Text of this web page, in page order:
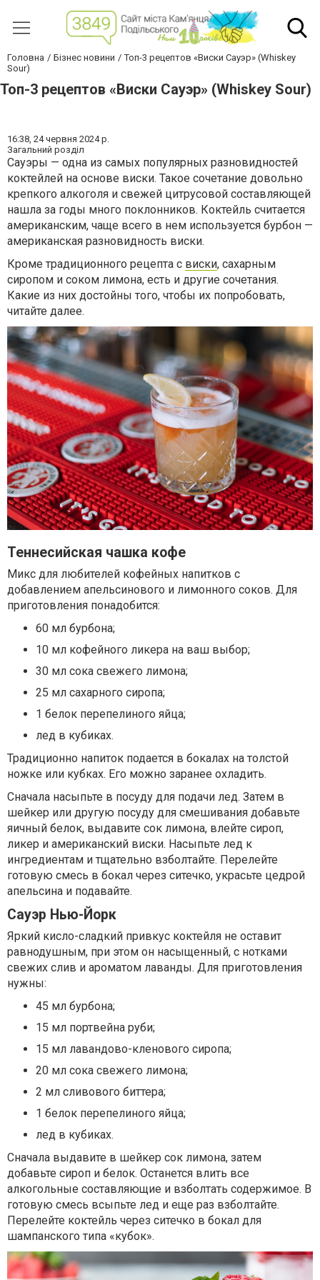
Головна Бізнес новини
Топ-3 рецептов «Виски Сауэр» (Whiskey
Sour)
Топ-3 рецептов «Виски Сауэр» (Whiskey Sour)
16:38, 24 червня 2024 р.
Загальний розділ
Сауэры — одна из самых популярных разновидностей
коктейлей на основе виски. Такое сочетание довольно
крепкого алкоголя и свежей цитрусовой составляющей
нашла за годы много поклонников. Коктейль считается
американским, чаще всего в нем используется бурбон —
американская разновидность виски.
Кроме традиционного рецепта с виски, сахарным
сиропом и соком лимона, есть и другие сочетания.
Какие из них достойны того, чтобы их попробовать,
читайте далее.
Теннесийская чашка кофе
Микс для любителей кофейных напитков с
добавлением апельсинового и лимонного соков. Для
приготовления понадобится:
60 мл бурбона;
10 мл кофейного ликера на ваш выбор;
30 мл сока свежего лимона;
25 мл сахарного сиропа;
1 белок перепелиного яйца;
лед в кубиках.
Традиционно напиток подается в бокалах на толстой
ножке или кубках. Его можно заранее охладить.
Сначала насыпьте в посуду для подачи лед. Затем в
шейкер или другую посуду для смешивания добавьте
яичный белок, выдавите сок лимона, влейте сироп,
ликер и американский виски. Насыпьте лед к
ингредиентам и тщательно взболтайте. Перелейте
готовую смесь в бокал через ситечко, украсьте цедрой
апельсина и подавайте.
Сауэр Нью-Йорк
Яркий кисло-сладкий привкус коктейля не оставит
равнодушным, при этом он насыщенный, с нотками
свежих слив и ароматом лаванды. Для приготовления
нужны:
45 мл бурбона;
15 мл портвейна руби;
15 мл лавандово-кленового сиропа;
20 мл сока свежего лимона;
2 мл сливового биттера;
1 белок перепелиного яйца;
лед в кубиках.
Сначала выдавите в шейкер сок лимона, затем
добавьте сироп и белок. Останется влить все
алкогольные составляющие и взболтать содержимое. В
готовую смесь всыпьте лед и еще раз взболтайте.
Перелейте коктейль через ситечко в бокал для
шампанского типа «кубок».